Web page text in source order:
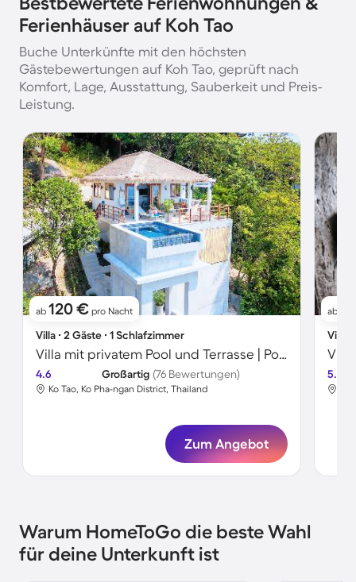
Ferienhäuser auf Koh Tao
Buche Unterkünfte mit den höchsten
Gästebewertungen auf Koh Tao, geprüft nach
Komfort, Lage, Ausstattung, Sauberkeit und Preis-
Leistung.
ab 120 € pro Nacht
Villa ∙ 2 Gäste ∙ 1 Schlafzimmer
Villa mit privatem Pool und Terrasse | Poolblick
4.6 Großartig (76 Bewertungen)
Ko Tao, Ko Pha-ngan District, Thailand
Zum Angebot
ab
Villa
5.0
Warum HomeToGo die beste Wahl
für deine Unterkunft ist